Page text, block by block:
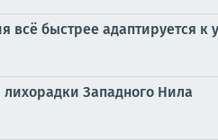
всё быстрее адаптируется
Западного Нила